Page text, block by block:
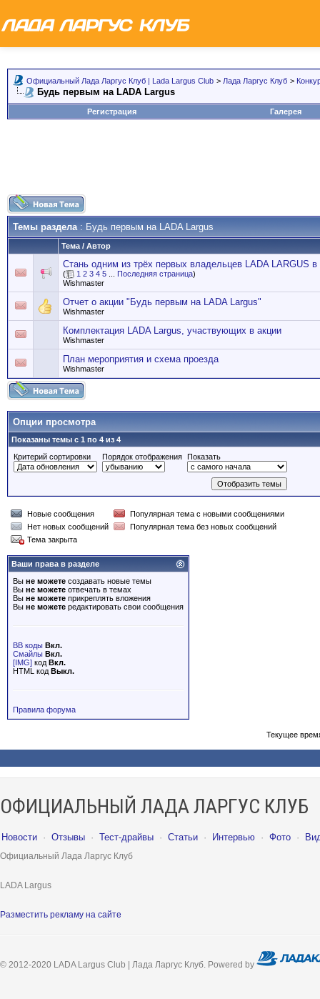
Официальный Лада Ларгус Клуб | Lada Largus Club > Лада Ларгус Клуб >
Будь первым на LADA Largus
Регистрация Галерея
Темы раздела: Будь первым на LADA Largus
Тема / Автор
Стань одним из трёх первых владельцев LADA LARGUS в
( 1 2 3 4 5 Последняя страница)
Wishmaster
Отчет о акции "Будь первым на LADA Largus"
Wishmaster
Комплектация LADA Largus, участвующих в акции
Wishmaster
План мероприятия и схема проезда
Wishmaster
Опции просмотра
Показаны темы с 1 по 4 из 4
Критерий сортировки
Порядок отображения Показать
Новые сообщения
Популярная тема с новыми сообщениями
Нет новых сообщений
Популярная тема без новых сообщений
Тема закрыта
Ваши права в разделе
Вы не можете создавать новые темы
Вы не можете отвечать в темах
Вы не можете прикреплять вложения
Вы не можете редактировать свои сообщения
BB коды Вкл.
Смайлы Вкл.
[IMG] код Вкл.
HTML код Выкл.
Правила форума
Текущее
ОФИЦИАЛЬНЫЙ ЛАДА ЛАРГУС КЛУБ
Новости · Отзывы · Тест-драйвы · Статьи · Интервью · Фото ·
Официальный Лада Ларгус Клуб
LADA Largus
Разместить рекламу на сайте
© 2012-2020 LADA Largus Club | Лада Ларгус Клуб. Powered by